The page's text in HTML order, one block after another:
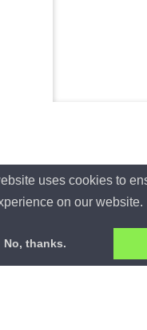
uses cookies to
on our website.
No, thanks.